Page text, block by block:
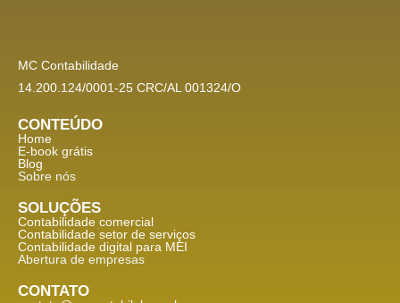
MC Contabilidade
14.200.124/0001-25 CRC/AL 001324/O
CONTEÚDO
Home
E-book grátis
Blog
Sobre nós
SOLUÇÕES
Contabilidade comercial
Contabilidade setor de serviços
Contabilidade digital para MEI
Abertura de empresas
CONTATO